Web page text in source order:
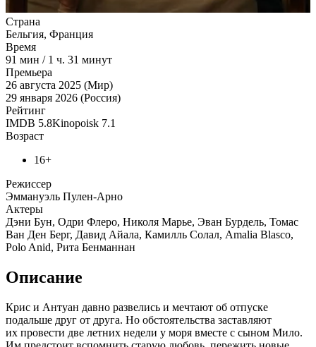
Страна
Бельгия, Франция
Время
91 мин / 1 ч. 31 минут
Премьера
26 августа 2025 (Мир)
29 января 2026 (Россия)
Рейтинг
IMDB 5.8Kinopoisk 7.1
Возраст
16+
Режиссер
Эммануэль Пулен-Арно
Актеры
Дэни Бун, Одри Флеро, Николя Марье, Эван Бурдель, Томас
Ван Ден Берг, Давид Айала, Камилль Солал, Amalia Blasco,
Polo Anid, Рита Бенманнан
Описание
Крис и Антуан давно развелись и мечтают об отпуске
подальше друг от друга. Но обстоятельства заставляют
их провести две летних недели у моря вместе с сыном Мило.